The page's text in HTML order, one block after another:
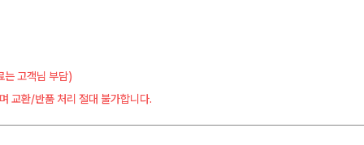
고객님 부담)
교환/반품 처리 절대 불가합니다.